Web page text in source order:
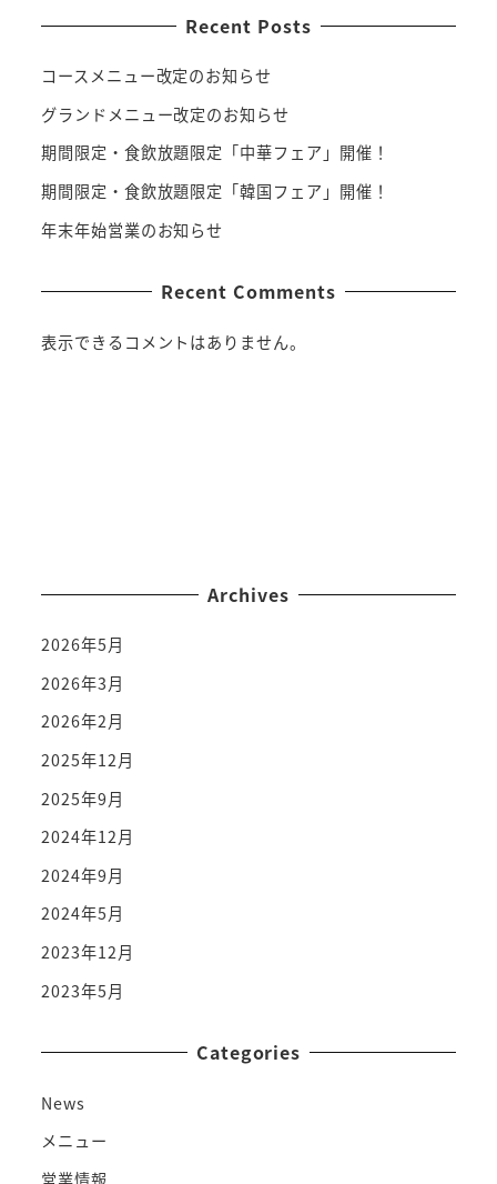
Recent Posts
コースメニュー改定のお知らせ
グランドメニュー改定のお知らせ
期間限定・食飲放題限定「中華フェア」開催！
期間限定・食飲放題限定「韓国フェア」開催！
年末年始営業のお知らせ
Recent Comments
表示できるコメントはありません。
Archives
2026年5月
2026年3月
2026年2月
2025年12月
2025年9月
2024年12月
2024年9月
2024年5月
2023年12月
2023年5月
Categories
News
メニュー
営業情報